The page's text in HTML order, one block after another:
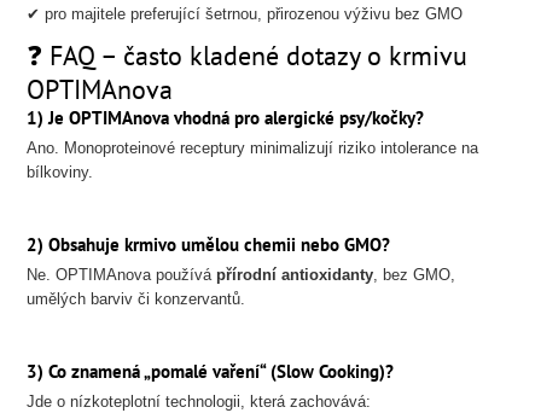
✔ pro majitele preferující šetrnou, přirozenou výživu bez GMO
❓ FAQ – často kladené dotazy o krmivu
OPTIMAnova
1) Je OPTIMAnova vhodná pro alergické psy/kočky?
Ano. Monoproteinové receptury minimalizují riziko intolerance na
bílkoviny.
2) Obsahuje krmivo umělou chemii nebo GMO?
Ne. OPTIMAnova používápřírodní antioxidanty, bez GMO,
umělých barviv či konzervantů.
3) Co znamená „pomalé vaření“ (Slow Cooking)?
Jde o nízkoteplotní technologii, která zachovává: